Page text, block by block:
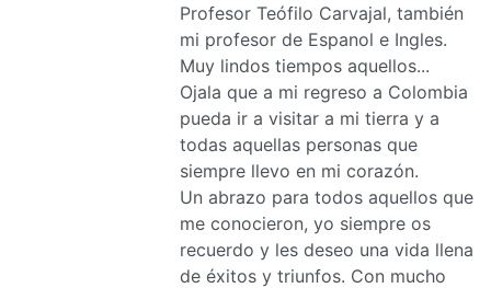
Profesor Teófilo Carvajal, también
mi profesor de Espanol e Ingles.
Muy lindos tiempos aquellos...
Ojala que a mi regreso a Colombia
pueda ir a visitar a mi tierra y a
todas aquellas personas que
siempre llevo en mi corazón.
Un abrazo para todos aquellos que
me conocieron, yo siempre os
recuerdo y les deseo una vida llena
de éxitos y triunfos. Con mucho